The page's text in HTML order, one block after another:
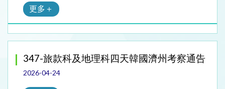
更多＋
347-旅款科及地理科四天韓國濟州考察通告
2026-04-24